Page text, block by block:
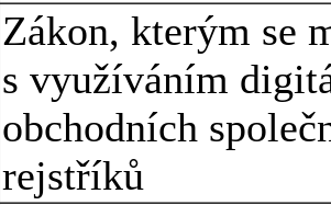
Zákon, kterým se
s využíváním
obchodních
rejstříků